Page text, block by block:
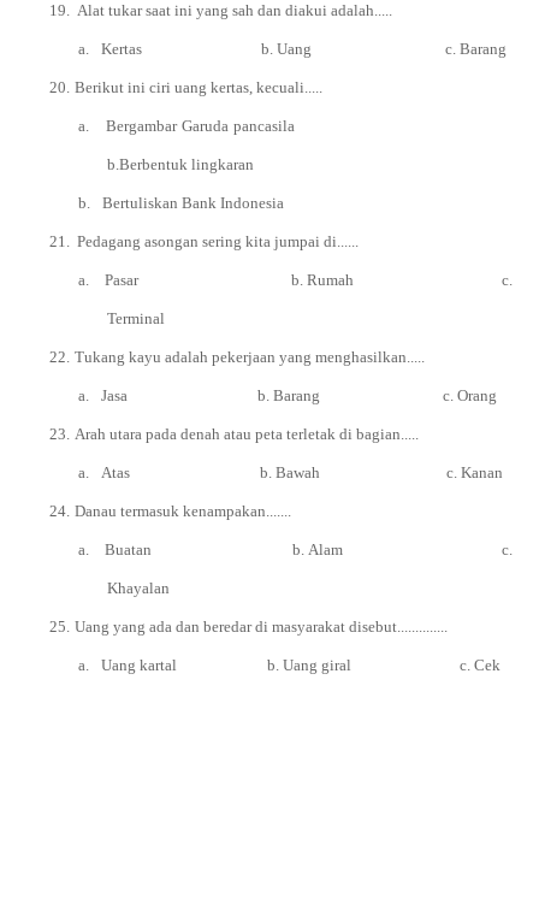
19. Alat tukar saat ini yang sah dan diakui adalah.....
a. Kertas b. Uang c. Barang
20. Berikut ini ciri uang kertas, kecuali.....
a. Bergambar Garuda pancasila
b.Berbentuk lingkaran
b. Bertuliskan Bank Indonesia
21. Pedagang asongan sering kita jumpai di......
a. Pasar b. Rumah c.
Terminal
22. Tukang kayu adalah pekerjaan yang menghasilkan.....
a. Jasa b. Barang c. Orang
23. Arah utara pada denah atau peta terletak di bagian.....
a. Atas b. Bawah c. Kanan
24. Danau termasuk kenampakan.......
a. Buatan b. Alam c.
Khayalan
25. Uang yang ada dan beredar di masyarakat disebut..............
a. Uang kartal b. Uang giral c. Cek